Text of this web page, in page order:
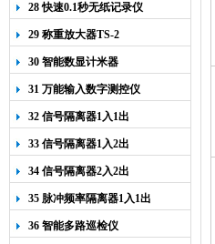
28 快速0.1秒无纸记录仪
29 称重放大器TS-2
30 智能数显计米器
31 万能输入数字测控仪
32 信号隔离器1入1出
33 信号隔离器1入2出
34 信号隔离器2入2出
35 脉冲频率隔离器1入1出
36 智能多路巡检仪